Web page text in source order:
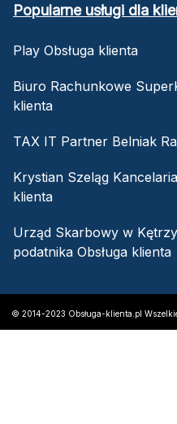
Popularne usługi dla
Play Obsługa klienta
Biuro Rachunkowe
klienta
TAX IT Partner Belniak
Krystian Szeląg
klienta
Urząd Skarbowy w
podatnika Obsługa klienta
© 2014-2023 Obsługa-klienta.pl